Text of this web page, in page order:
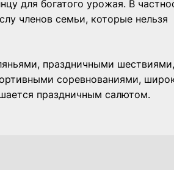
для богатого урожая. В
членов семьи, которые нельзя
праздничными шествиями,
соревнованиями,
праздничным салютом.